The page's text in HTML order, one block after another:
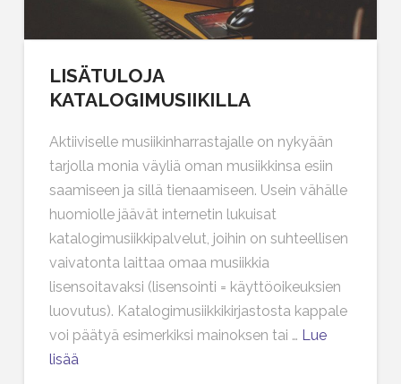
LISÄTULOJA
KATALOGIMUSIIKILLA
Aktiiviselle musiikinharrastajalle on nykyään
tarjolla monia väyliä oman musiikkinsa esiin
saamiseen ja sillä tienaamiseen. Usein vähälle
huomiolle jäävät internetin lukuisat
katalogimusiikkipalvelut, joihin on suhteellisen
vaivatonta laittaa omaa musiikkia
lisensoitavaksi (lisensointi = käyttöoikeuksien
luovutus). Katalogimusiikkikirjastosta kappale
voi päätyä esimerkiksi mainoksen tai … Lue
lisää